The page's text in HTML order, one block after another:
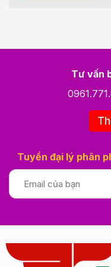
Tư vấn
Tuyển đại lý phân